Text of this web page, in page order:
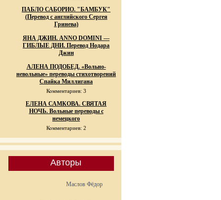
ПАБЛО САБОРИО. "БАМБУК"
(Перевод с английского Сергея
Гринева)
ЯНА ДЖИН. ANNO DOMINI —
ГИБЛЫЕ ДНИ. Перевод Нодара
Джин
АЛЕНА ПОДОБЕД. «Вольно-
невольные» переводы стихотворений
Спайка Миллигана
Комментариев: 3
ЕЛЕНА САМКОВА. СВЯТАЯ
НОЧЬ. Вольные переводы с
немецкого
Комментариев: 2
Авторы
Маслов Фёдор